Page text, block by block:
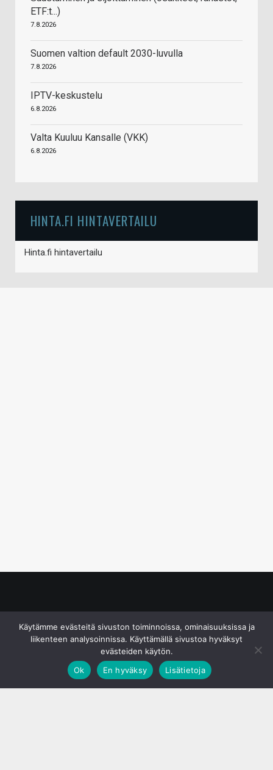
ETF:t...)
7.8.2026
Suomen valtion default 2030-luvulla
7.8.2026
IPTV-keskustelu
6.8.2026
Valta Kuuluu Kansalle (VKK)
6.8.2026
HINTA.FI HINTAVERTAILU
Hinta.fi hintavertailu
Käytämme evästeitä sivuston toiminnoissa, ominaisuuksissa ja
liikenteen analysoinnissa. Käyttämällä sivustoa hyväksyt
evästeiden käytön.
Ok
En hyväksy Lisätietoja